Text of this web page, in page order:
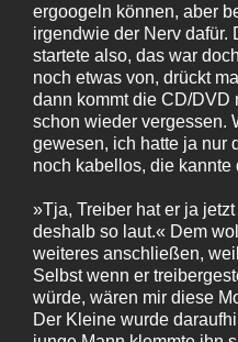
ergoogeln können, aber
irgendwie der Nerv dafür.
startete also, das war
noch etwas von, drückt
dann kommt die CD/DVD
schon wieder vergessen.
gewesen, ich hatte ja nur
noch kabellos, die kannte
»Tja, Treiber hat er ja
deshalb so laut.« Dem
weiteres anschließen,
Selbst wenn er
würde, wären mir diese
Der Kleine wurde